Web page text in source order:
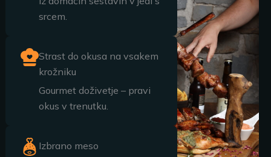
srcem.
Strast do okusa na vsakem
krožniku
Gourmet doživetje – pravi
okus v trenutku.
Izbrano meso